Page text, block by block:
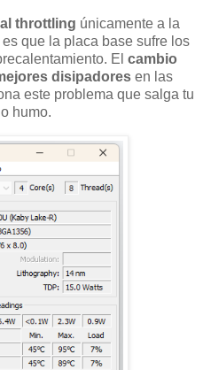
throttling únicamente a la
que la placa base sufre los
El cambio
disipadores en las
este problema que salga tu
humo.